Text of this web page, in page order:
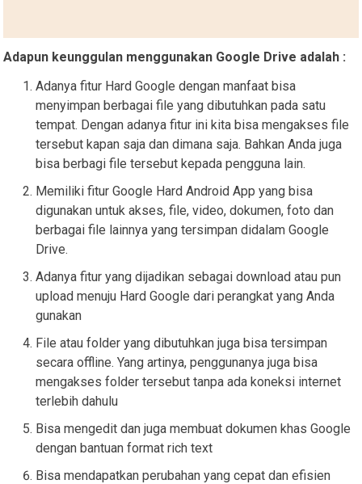
Adapun keunggulan menggunakan Google Drive adalah :
Adanya fitur Hard Google dengan manfaat bisa
menyimpan berbagai file yang dibutuhkan pada satu
tempat. Dengan adanya fitur ini kita bisa mengakses file
tersebut kapan saja dan dimana saja. Bahkan Anda juga
bisa berbagi file tersebut kepada pengguna lain.
Memiliki fitur Google Hard Android App yang bisa
digunakan untuk akses, file, video, dokumen, foto dan
berbagai file lainnya yang tersimpan didalam Google
Drive.
Adanya fitur yang dijadikan sebagai download atau pun
upload menuju Hard Google dari perangkat yang Anda
gunakan
File atau folder yang dibutuhkan juga bisa tersimpan
secara offline. Yang artinya, penggunanya juga bisa
mengakses folder tersebut tanpa ada koneksi internet
terlebih dahulu
Bisa mengedit dan juga membuat dokumen khas Google
dengan bantuan format rich text
Bisa mendapatkan perubahan yang cepat dan efisien